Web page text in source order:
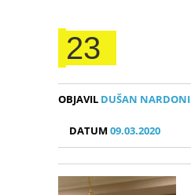
23
OBJAVIL DUŠAN NARDONI
DATUM09.03.2020